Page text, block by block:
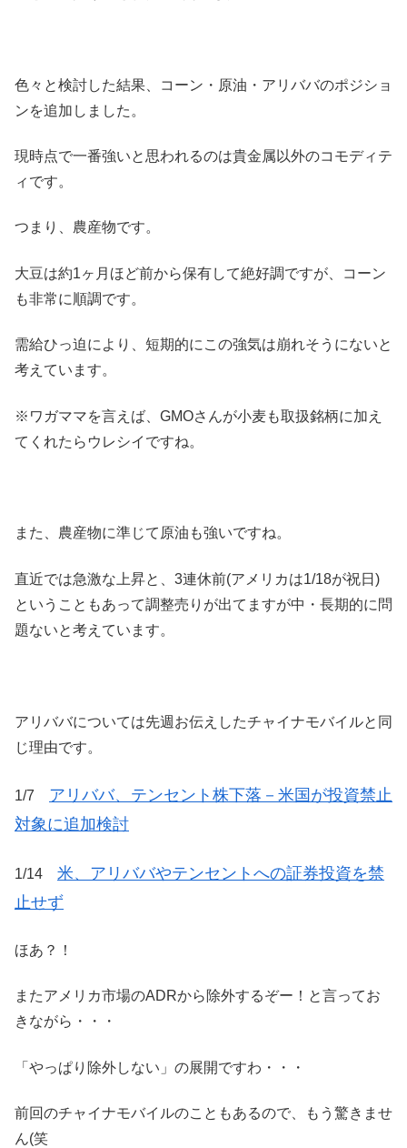
色々と検討した結果、コーン・原油・アリババのポジショ
ンを追加しました。
現時点で一番強いと思われるのは貴金属以外のコモディテ
ィです。
つまり、農産物です。
大豆は約1ヶ月ほど前から保有して絶好調ですが、コーン
も非常に順調です。
需給ひっ迫により、短期的にこの強気は崩れそうにないと
考えています。
※ワガママを言えば、GMOさんが小麦も取扱銘柄に加え
てくれたらウレシイですね。
また、農産物に準じて原油も強いですね。
直近では急激な上昇と、3連休前(アメリカは1/18が祝日)
ということもあって調整売りが出てますが中・長期的に問
題ないと考えています。
アリババについては先週お伝えしたチャイナモバイルと同
じ理由です。
1/7 アリババ、テンセント株下落－米国が投資禁止
対象に追加検討
1/14 米、アリババやテンセントへの証券投資を禁
止せず
ほあ？！
またアメリカ市場のADRから除外するぞー！と言ってお
きながら・・・
「やっぱり除外しない」の展開ですわ・・・
前回のチャイナモバイルのこともあるので、もう驚きませ
ん(笑